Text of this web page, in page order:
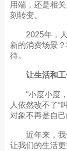
用端，还是相
刻转变。
2025年，人
新的消费场景
待。
让生活和
“小度小度，
人依然改不了“
对象不再是自
近年来，我
让我们的生活